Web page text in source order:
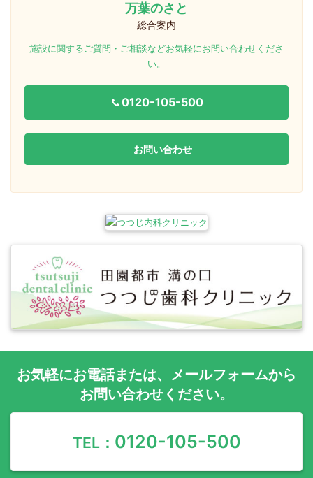
万葉のさと
総合案内
施設に関するご質問・ご相談などお気軽にお問い合わせくださ
い。
0120-105-500
お問い合わせ
お気軽にお電話または、 メールフォームから
お問い合わせください。
TEL： 0120-105-500